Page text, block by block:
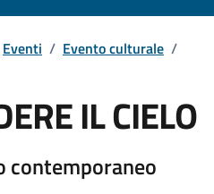
Eventi / Evento culturale /
IL CIELO
contemporaneo